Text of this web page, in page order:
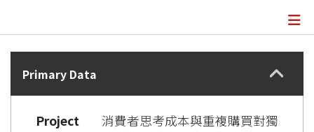
Statistics
Details
Primary Data
Project
消費者思考成本與重複購買對獨